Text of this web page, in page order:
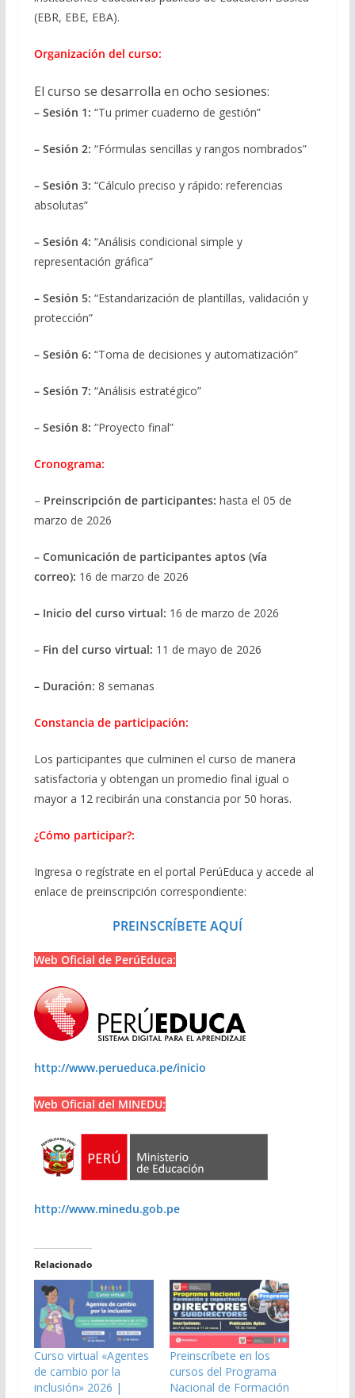
(EBR, EBE, EBA).
Organización del curso:
​​​​El curso se desarrolla en ocho sesiones:
– Sesión 1: “Tu primer cuaderno de gestión”
– Sesión 2: “Fórmulas sencillas y rangos nombrados”
– Sesión 3: “Cálculo preciso y rápido: referencias
absolutas”
– Sesión 4: “Análisis condicional simple y
representación gráfica”
– Sesión 5: “Estandarización de plantillas, validación y
protección”
– Sesión 6: “Toma de decisiones y automatización”
– Sesión 7: “Análisis estratégico”
– Sesión 8: “Proyecto final”
Cronograma:
– Preinscripción de participantes: hasta el 05 de
marzo de 2026
– Comunicación de participantes aptos (vía
correo): 16 de marzo de 2026
– Inicio del curso virtual: 16 de marzo de 2026
– Fin del curso virtual: 11 de mayo de 2026
– Duración: 8 semanas
Constancia de participación:
Los participantes que culminen el curso de manera
satisfactoria y obtengan un promedio final igual o
mayor a 12 recibirán una constancia por 50 horas.
¿Cómo participar?:
Ingresa o regístrate en el portal PerúEduca y accede al
enlace de preinscripción correspondiente:
PREINSCRÍBETE AQUÍ
Web Oficial de PerúEduca:
http://www.perueduca.pe/inicio
Web Oficial del MINEDU:
http://www.minedu.gob.pe
Relacionado
Curso virtual «Agentes
de cambio por la
inclusión» 2026 |
Preinscríbete en los
cursos del Programa
Nacional de Formación